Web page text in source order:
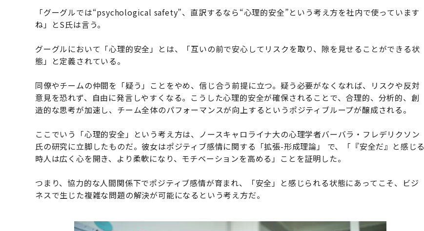
「グーグルでは“psychological safety”、直訳するなら“心理的安全”という考え方を社内で使っています
ね」とS氏は言う。
グーグルにおいて「心理的安全」とは、「互いの前で安心してリスクを取り、隙を見せることができる状
態」と定義されている。
同僚やチームの仲間を「疑う」ことをやめ、信じ合う前提に立つ。疑う必要がなくなれば、リスクや反対
意見を恐れず、自由に発言しやすくなる。こうした心理的安全が確保されることで、合理的、分析的、創
造的な思考が加速し、チーム全体のパフォーマンスが向上するというポジティブループが醸成される。
ここでいう「心理的安全」という考え方は、ノースキャロライナ大の心理学者バーバラ・フレデリクソン
氏の研究に立脚したものだ。彼女はポジティブ感情に関する「拡張-形成理論」 で、「『安全だ』と感じる
時人は広く心を開き、より柔軟になり、モチベーションを高める」ことを証明した。
つまり、協力的な人間関係下でポジティブ感情が育まれ、「安全」と感じられる状態にあってこそ、ビジ
ネスで生じた複雑な問題の解決が可能になるという考え方だ。